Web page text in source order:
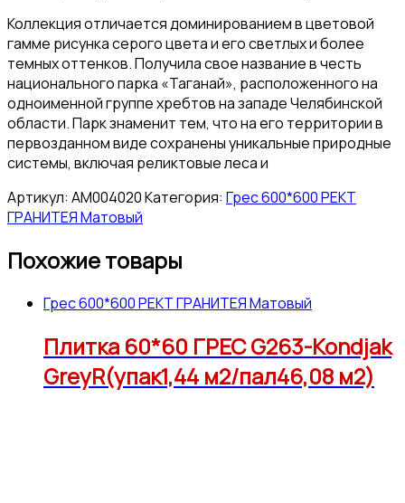
Коллекция отличается доминированием в цветовой
гамме рисунка серого цвета и его светлых и более
темных оттенков. Получила свое название в честь
национального парка «Таганай», расположенного на
одноименной группе хребтов на западе Челябинской
области. Парк знаменит тем, что на его территории в
первозданном виде сохранены уникальные природные
системы, включая реликтовые леса и
Артикул: АМ004020Категория: Грес 600*600 РЕКТ
ГРАНИТЕЯ Матовый
Похожие товары
Грес 600*600 РЕКТ ГРАНИТЕЯ Матовый
Плитка 60*60 ГРЕС G263-Kondjak
GreyR(упак1,44 м2/пал46,08 м2)